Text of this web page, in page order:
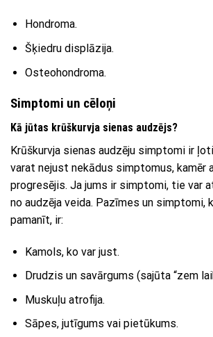
Hondroma.
Šķiedru displāzija.
Osteohondroma.
Simptomi un cēloņi
Kā jūtas krūškurvja sienas audzējs?
Krūškurvja sienas audzēju simptomi ir
varat nejust nekādus simptomus, kamēr
progresējis. Ja jums ir simptomi, tie var
no audzēja veida. Pazīmes un simptomi,
pamanīt, ir:
Kamols, ko var just.
Drudzis un savārgums (sajūta “zem
Muskuļu atrofija.
Sāpes, jutīgums vai pietūkums.